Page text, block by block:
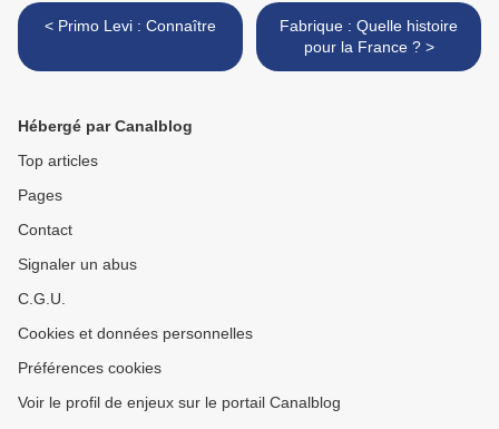
< Primo Levi : Connaître
Fabrique : Quelle histoire
pour la France ? >
Hébergé par Canalblog
Top articles
Pages
Contact
Signaler un abus
C.G.U.
Cookies et données personnelles
Préférences cookies
Voir le profil de enjeux sur le portail Canalblog